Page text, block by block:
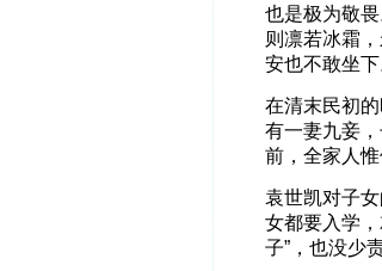
也是极为敬
则凛若冰霜
安也不敢坐下
在清末民初
有一妻九妾
前，全家人
袁世凯对子
女都要入学
子”，也没少